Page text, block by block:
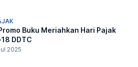
Buku Meriahkan Hari Pajak
DDTC
2025